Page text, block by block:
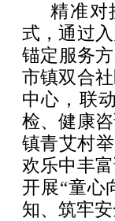
精准对
式，通过
锚定服务
市镇双合
中心，联
检、健康
镇青艾村
欢乐中丰
开展“童心
知、筑牢安